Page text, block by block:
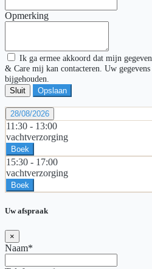
Opmerking
Ik ga ermee akkoord dat mijn
& Care mij kan contacteren. Uw
bijgehouden.
Sluit Opslaan
28/08/2026
11:30 - 13:00
vachtverzorging
Boek
15:30 - 17:00
vachtverzorging
Boek
Uw afspraak
×
Naam*